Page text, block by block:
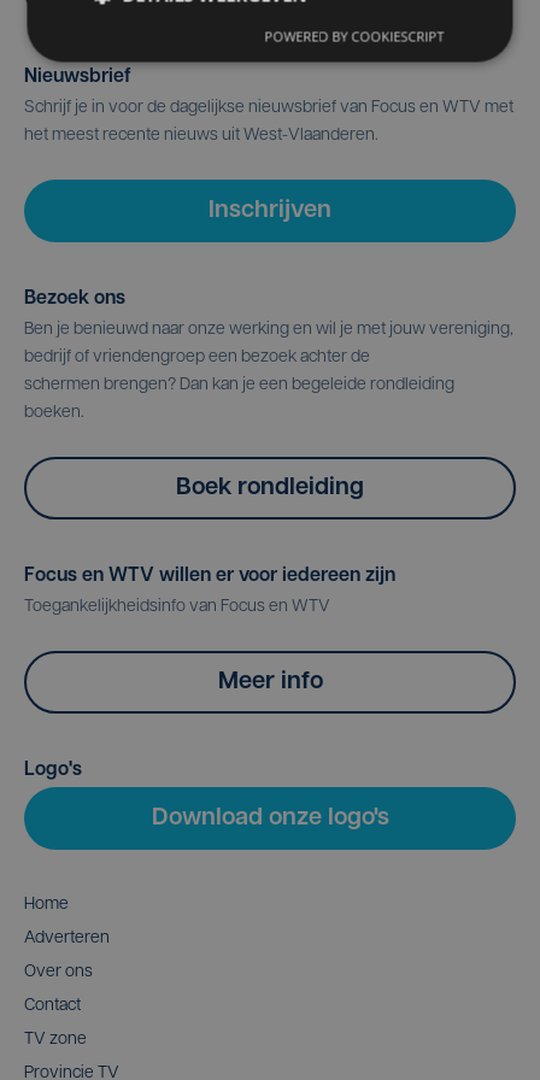
Nieuwsbrief
Schrijf je in voor de dagelijkse nieuwsbrief van Focus en WTV met
het meest recente nieuws uit West-Vlaanderen.
Inschrijven
Bezoek ons
Ben je benieuwd naar onze werking en wil je met jouw vereniging,
bedrijf of vriendengroep een bezoek achter de
schermen brengen? Dan kan je een begeleide rondleiding
boeken.
Boek rondleiding
Focus en WTV willen er voor iedereen zijn
Toegankelijkheidsinfo van Focus en WTV
Meer info
Logo's
Download onze logo's
Home
Adverteren
Over ons
Contact
TV zone
Provincie TV
POWERED BY COOKIESCRIPT